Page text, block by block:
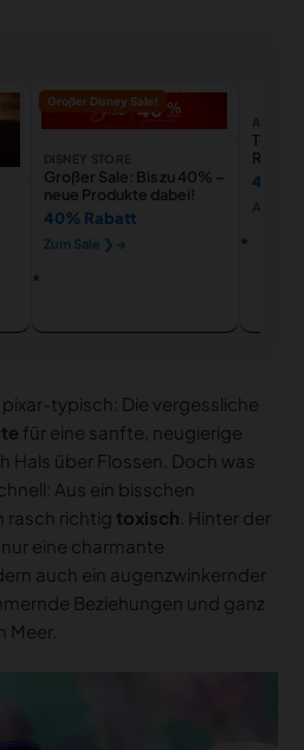
Großer Disney Sale!
DISNEY STORE
Großer Sale: Bis zu 40% –
neue Produkte dabei!
40% Rabatt
Zum Sale ❯ →
Toy
Pack
44,99
typisch: Die vergessliche
für eine sanfte, neugierige
Hals über Flossen. Doch was
Aus ein bisschen
rasch richtig toxisch . Hinter der
eine charmante
auch ein augenzwinkernder
Beziehungen und ganz
Meer.